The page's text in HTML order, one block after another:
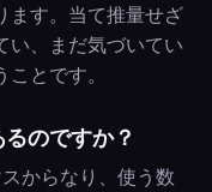
ます。当て推量せざ
い、まだ気づいてい
とです。
のですか？
からなり、使う数